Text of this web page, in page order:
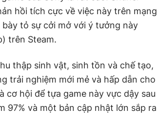
hồi tích cực về việc này trên mạng
tỏ sự cởi mở với ý tưởng này
trên Steam.
thập sinh vật, sinh tồn và chế tạo,
trải nghiệm mới mẻ và hấp dẫn cho
cơ hội để tựa game này vực dậy sau
97% và một bản cập nhật lớn sắp ra